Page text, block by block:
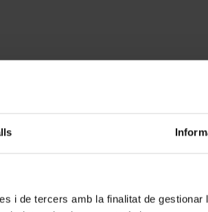
i de tercers amb la finalitat de gestionar
Erupció volcánica a La Palma: causes i